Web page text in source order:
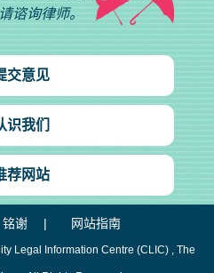
谘询律师。
交意见
识我们
荐网站
铭谢 网站指南
Legal Information Centre (CLIC) , The